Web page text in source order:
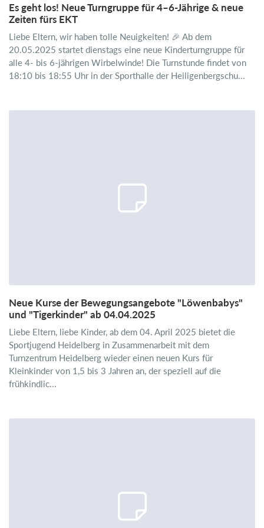
Es geht los! Neue Turngruppe für 4–6-Jährige & neue
Zeiten fürs EKT
Liebe Eltern, wir haben tolle Neuigkeiten! 🎉 Ab dem
20.05.2025 startet dienstags eine neue Kinderturngruppe für
alle 4- bis 6-jährigen Wirbelwinde! Die Turnstunde findet von
18:10 bis 18:55 Uhr in der Sporthalle der Heiligenbergschu...
Neue Kurse der Bewegungsangebote "Löwenbabys"
und "Tigerkinder" ab 04.04.2025
Liebe Eltern, liebe Kinder, ab dem 04. April 2025 bietet die
Sportjugend Heidelberg in Zusammenarbeit mit dem
Turnzentrum Heidelberg wieder einen neuen Kurs für
Kleinkinder von 1,5 bis 3 Jahren an, der speziell auf die
frühkindlic...